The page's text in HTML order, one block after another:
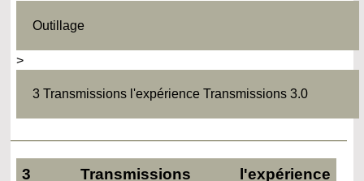
Outillage
>
3 Transmissions l'expérience Transmissions 3.0
3 Transmissions l'expérience